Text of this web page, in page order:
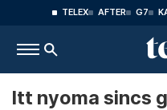
TELEX AFTER G7
Itt nyoma sincs